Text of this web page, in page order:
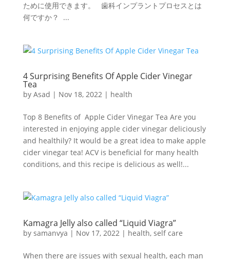
ために使用できます。 歯科インプラントプロセスとは
何ですか？ ...
4 Surprising Benefits Of Apple Cider Vinegar
Tea
by Asad | Nov 18, 2022| health
Top 8 Benefits of Apple Cider Vinegar Tea Are you
interested in enjoying apple cider vinegar deliciously
and healthily? It would be a great idea to make apple
cider vinegar tea! ACV is beneficial for many health
conditions, and this recipe is delicious as well!...
Kamagra Jelly also called “Liquid Viagra”
by samanvya | Nov 17, 2022| health, self care
When there are issues with sexual health, each man